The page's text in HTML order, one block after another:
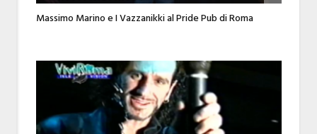
Massimo Marino e I Vazzanikki al Pride Pub di Roma